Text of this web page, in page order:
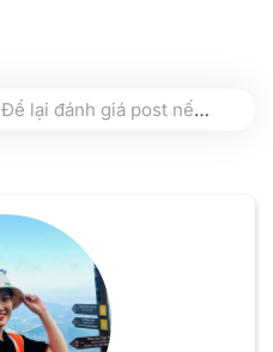
Để lại đánh giá post nếu bạn thấy hữu ích nhé